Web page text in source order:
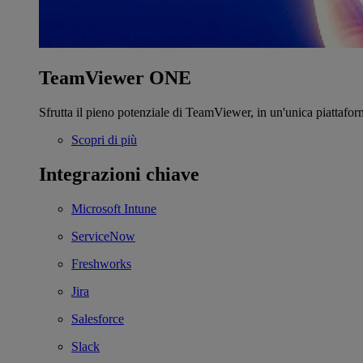
TeamViewer ONE
Sfrutta il pieno potenziale di TeamViewer, in un'unica
Scopri di più
Integrazioni chiave
Microsoft Intune
ServiceNow
Freshworks
Jira
Salesforce
Slack